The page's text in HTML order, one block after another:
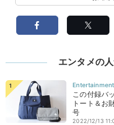
エンタメの
この付録バ
トート＆お
号
2022/12/13